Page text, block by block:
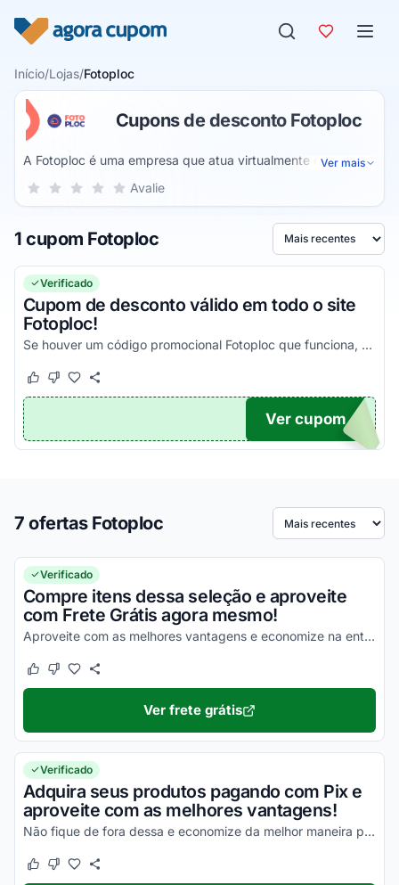
Início/Lojas/Fotoploc
Cupons de desconto Fotoploc
A Fotoploc é uma empresa que atua virtualmente e se
especializou em álbuns personalizados. Esses podem ser
prontos ou então personalizar por completo e receber na
Ver mais
Sua nota para Fotoploc, de 1 a 5 estrelas
5 estrelas
4 estrelas
3 estrelas
2 estrelas
1 estrela Avalie
1 cupom Fotoploc Ordenar por
Verificado
Cupom de desconto válido em todo o site
Fotoploc!
Se houver um código promocional Fotoploc que funciona, ele estará aqui na nossa página. Pegue o voucher e confira agora!
Este cupom funcionou
Este cupom não funcionou
TICO
Ver cupom
7 ofertas Fotoploc Ordenar por
Verificado
Compre itens dessa seleção e aproveite
com Frete Grátis agora mesmo!
Aproveite com as melhores vantagens e economize na entrega dos seus produtos!
Este cupom funcionou
Este cupom não funcionou
Ver frete grátis
Verificado
Adquira seus produtos pagando com Pix e
aproveite com as melhores vantagens!
Não fique de fora dessa e economize da melhor maneira possível!
Este cupom funcionou
Este cupom não funcionou